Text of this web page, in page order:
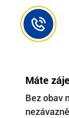
Máte
Bez obav